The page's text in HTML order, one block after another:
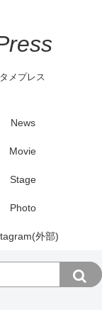
メプレス
News
Movie
Stage
Photo
外部)